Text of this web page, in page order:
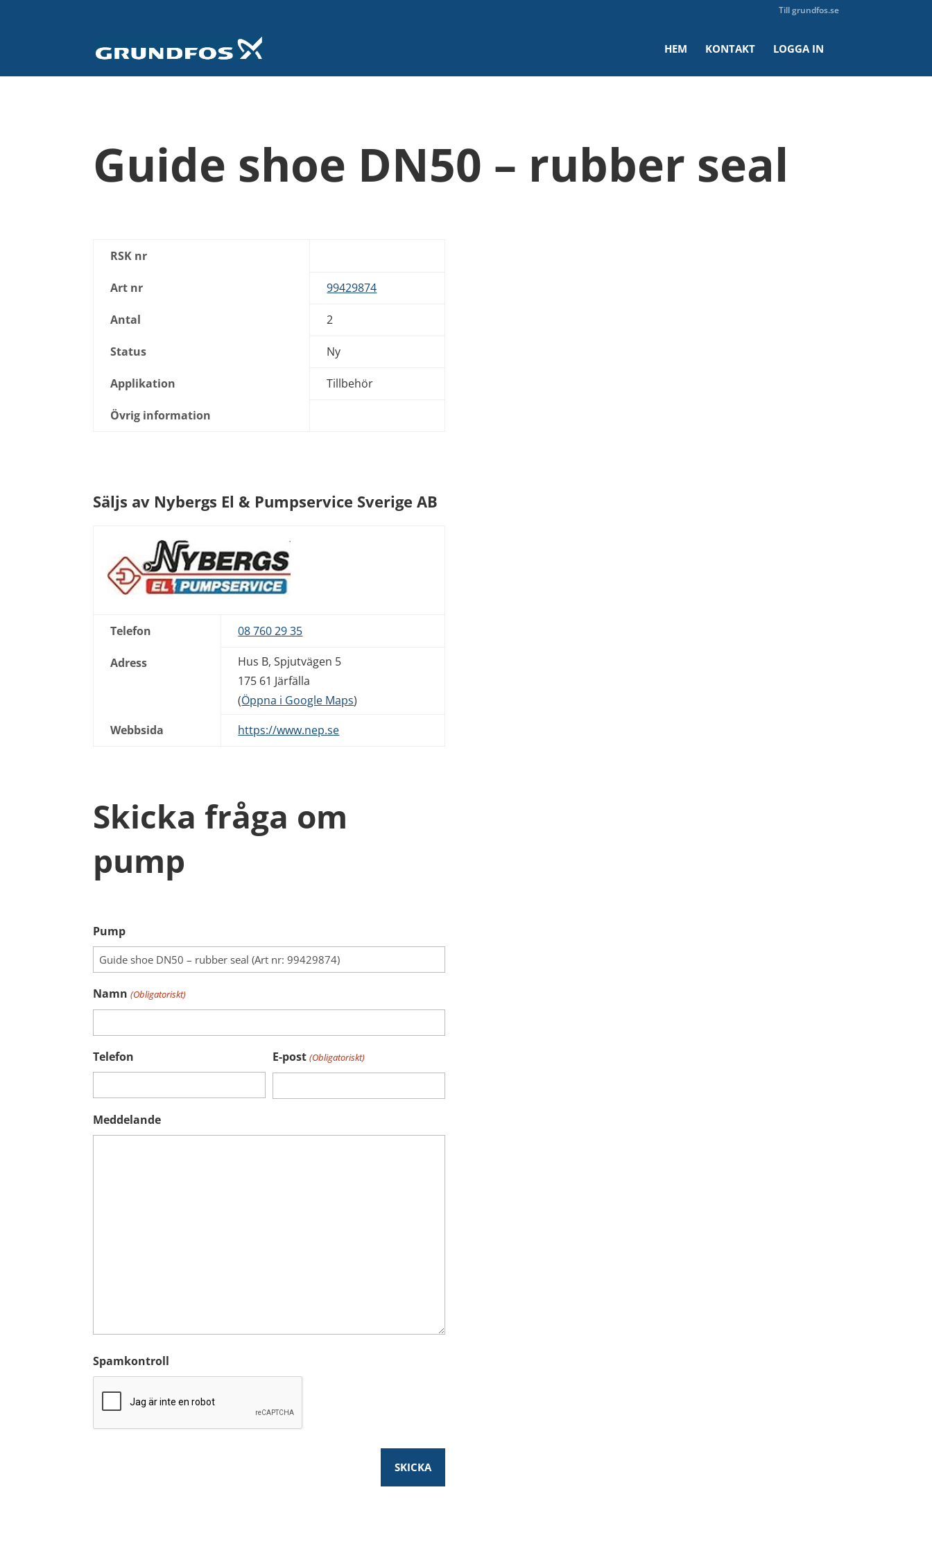
Till grundfos.se
HEM KONTAKT LOGGA IN
Guide shoe DN50 – rubber seal
RSK nr
Art nr 99429874
Antal 2
Status Ny
Applikation Tillbehör
Övrig information
Säljs av Nybergs El & Pumpservice Sverige AB
Telefon 08 760 29 35
Adress
Hus B, Spjutvägen 5
175 61 Järfälla
(Öppna i Google Maps)
Webbsida
https://www.nep.se
Skicka fråga om
pump
Pump
Namn (Obligatoriskt)
Telefon E-post (Obligatoriskt)
Meddelande
Spamkontroll